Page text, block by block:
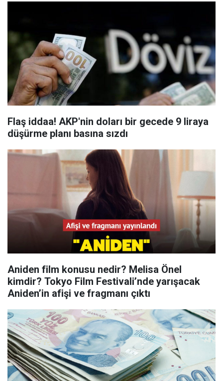
Flaş iddaa! AKP'nin doları bir gecede 9 liraya
düşürme planı basına sızdı
Aniden film konusu nedir? Melisa Önel
kimdir? Tokyo Film Festivali’nde yarışacak
Aniden’in afişi ve fragmanı çıktı